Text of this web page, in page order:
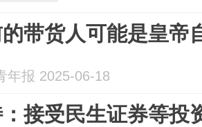
带货人可能是皇帝
年报 2025-06-18
接受民生证券等投